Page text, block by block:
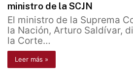
ministro de la SCJN
El ministro de la Suprema
la Nación, Arturo Saldívar,
la Corte…
Leer más »